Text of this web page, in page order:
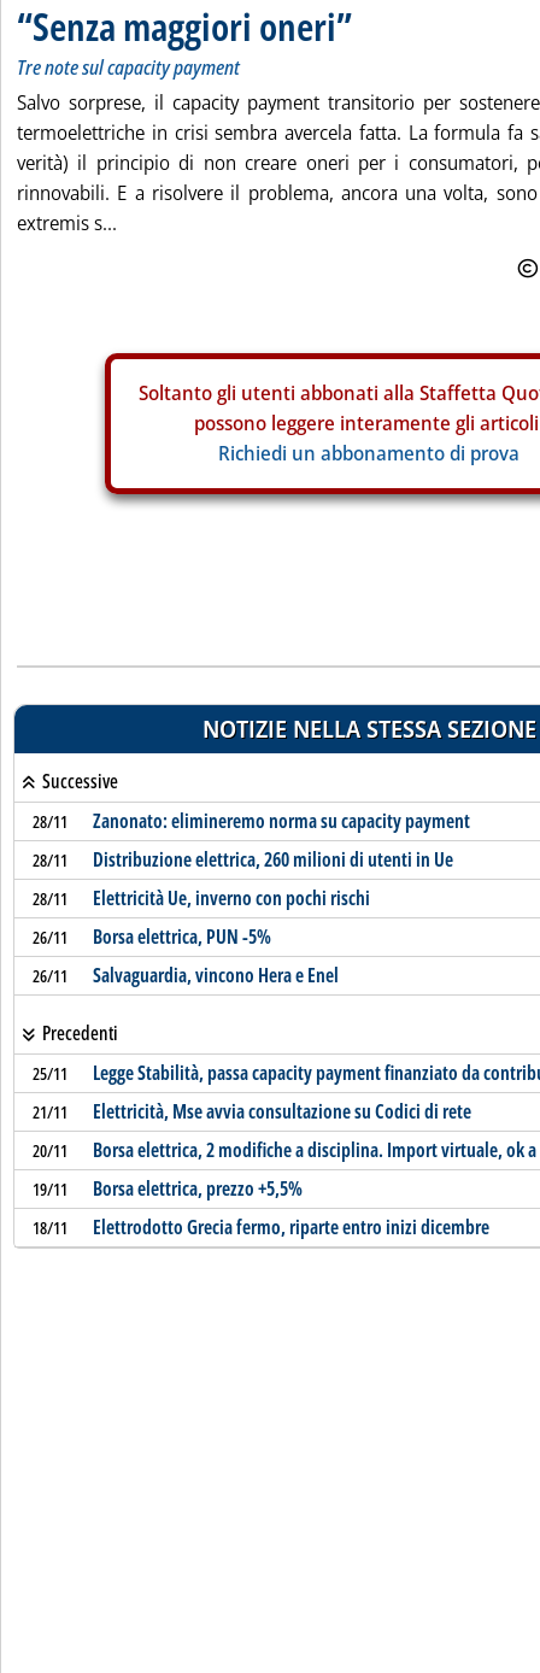
“Senza maggiori oneri”
Tre note sul capacity payment
Salvo sorprese, il capacity payment transitorio per
termoelettriche in crisi sembra avercela fatta. La formula fa
verità) il principio di non creare oneri per i consumatori,
rinnovabili. E a risolvere il problema, ancora una volta,
extremis s...
Soltanto gli utenti abbonati alla Staffetta
possono leggere interamente gli
Richiedi un abbonamento di prova
NOTIZIE NELLA STESSA SEZIONE
Successive
28/11 Zanonato: elimineremo norma su capacity payment
28/11 Distribuzione elettrica, 260 milioni di utenti in Ue
28/11 Elettricità Ue, inverno con pochi rischi
26/11 Borsa elettrica, PUN -5%
26/11 Salvaguardia, vincono Hera e Enel
Precedenti
25/11 Legge Stabilità, passa capacity payment finanziato da
21/11 Elettricità, Mse avvia consultazione su Codici di rete
20/11 Borsa elettrica, 2 modifiche a disciplina. Import virtuale, ok
19/11 Borsa elettrica, prezzo +5,5%
18/11 Elettrodotto Grecia fermo, riparte entro inizi dicembre